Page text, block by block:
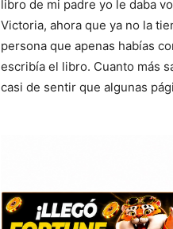
libro de mi padre yo le daba
Victoria, ahora que ya no la
persona que apenas habías
escribía el libro. Cuanto más
casi de sentir que algunas